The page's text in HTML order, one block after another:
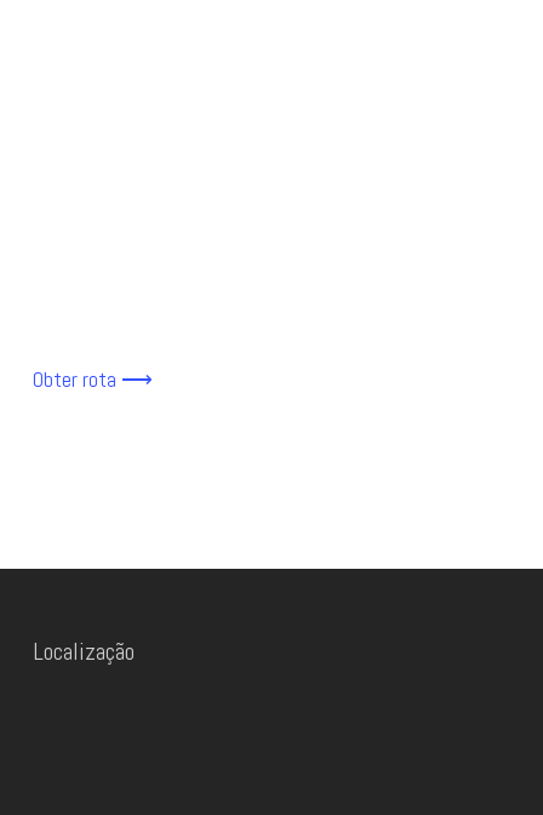
Obter rota ⟶
Localização